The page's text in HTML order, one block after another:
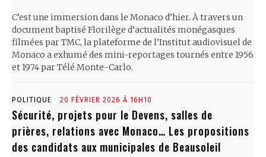
C’est une immersion dans le Monaco d’hier. À travers un
document baptisé Florilège d’actualités monégasques
filmées par TMC, la plateforme de l’Institut audiovisuel de
Monaco a exhumé des mini-reportages tournés entre 1956
et 1974 par Télé Monte-Carlo.
POLITIQUE 20 FÉVRIER 2026 À 16H10
Sécurité, projets pour le Devens, salles de
prières, relations avec Monaco… Les propositions
des candidats aux municipales de Beausoleil